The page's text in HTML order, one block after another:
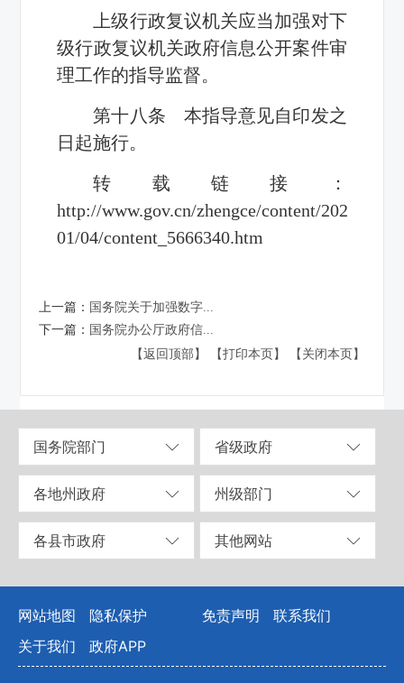
上级行政复议机关应当加强对下
级行政复议机关政府信息公开案件审
理工作的指导监督。
第十八条 本指导意见自印发之
日起施行。
转载链接：
http://www.gov.cn/zhengce/content/2022-
01/04/content_5666340.htm
上一篇： 国务院关于加强数字...
下一篇： 国务院办公厅政府信...
【返回顶部】
【打印本页】 【关闭本页】
国务院部门 省级政府
各地州政府 州级部门
各县市政府 其他网站
网站地图 隐私保护 免责声明
联系我们
关于我们
政府APP